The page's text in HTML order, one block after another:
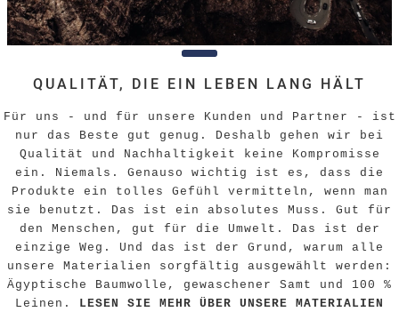
QUALITÄT, DIE EIN LEBEN LANG HÄLT
Für uns - und für unsere Kunden und Partner - ist
nur das Beste gut genug. Deshalb gehen wir bei
Qualität und Nachhaltigkeit keine Kompromisse
ein. Niemals. Genauso wichtig ist es, dass die
Produkte ein tolles Gefühl vermitteln, wenn man
sie benutzt. Das ist ein absolutes Muss. Gut für
den Menschen, gut für die Umwelt. Das ist der
einzige Weg. Und das ist der Grund, warum alle
unsere Materialien sorgfältig ausgewählt werden:
Ägyptische Baumwolle, gewaschener Samt und 100 %
Leinen. LESEN SIE MEHR ÜBER UNSERE MATERIALIEN